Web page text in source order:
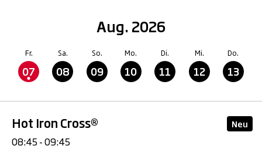
Aug. 2026
Fr.
07
Sa.
08
So.
09
Mo.
10
Di.
11
Mi.
12
Do.
13
Neu
Hot Iron Cross®
08:45 - 09:45